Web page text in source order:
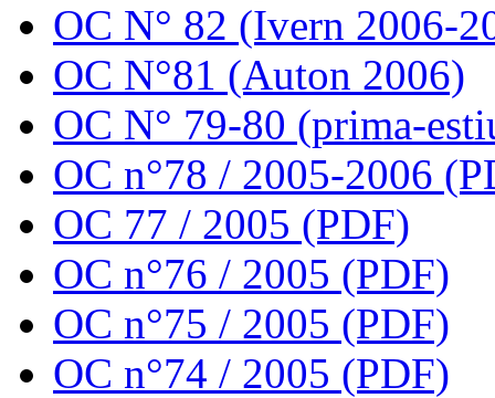
OC N° 82 (Ivern 2006-
OC N°81 (Auton 2006)
OC N° 79-80 (prima-
OC n°78 / 2005-2006
OC 77 / 2005 (PDF)
OC n°76 / 2005 (PDF)
OC n°75 / 2005 (PDF)
OC n°74 / 2005 (PDF)